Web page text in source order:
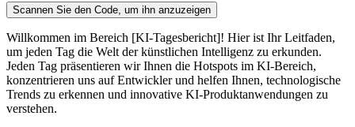
Scannen Sie den Code, um ihn anzuzeigen
Willkommen im Bereich [KI-Tagesbericht]! Hier ist Ihr Leitfaden,
um jeden Tag die Welt der künstlichen Intelligenz zu erkunden.
Jeden Tag präsentieren wir Ihnen die Hotspots im KI-Bereich,
konzentrieren uns auf Entwickler und helfen Ihnen, technologische
Trends zu erkennen und innovative KI-Produktanwendungen zu
verstehen.